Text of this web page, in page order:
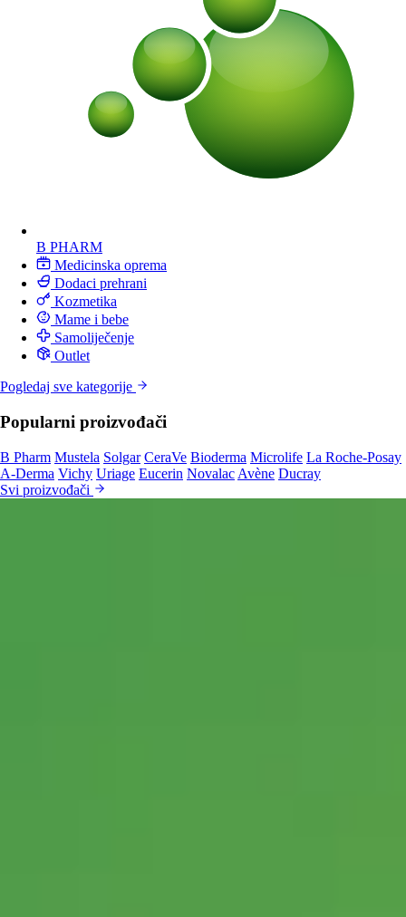
B PHARM
Medicinska oprema
Dodaci prehrani
Kozmetika
Mame i bebe
Samoliječenje
Outlet
Pogledaj sve kategorije
Popularni proizvođači
B Pharm Mustela Solgar CeraVe Bioderma Microlife La Roche-Posay
A-Derma Vichy Uriage Eucerin Novalac Avène Ducray
Svi proizvođači